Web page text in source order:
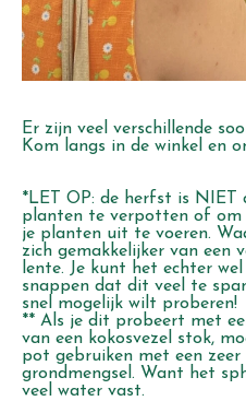
Er zijn veel verschillende
Kom langs in de winkel en
*LET OP: de herfst is NIET
planten te verpotten of
je planten uit te voeren.
zich gemakkelijker van een
lente. Je kunt het echter
snappen dat dit veel te
snel mogelijk wilt proberen!
** Als je dit probeert met
van een kokosvezel stok,
pot gebruiken met een zeer
grondmengsel. Want het
veel water vast.